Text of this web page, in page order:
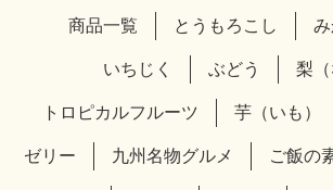
商品一覧 とうもろこし
いちじく ぶどう 梨（
トロピカルフルーツ 芋（いも）
ゼリー 九州名物グルメ ご飯の